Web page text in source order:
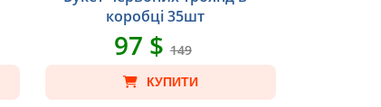
коробці 35шт
97 $149
КУПИТИ